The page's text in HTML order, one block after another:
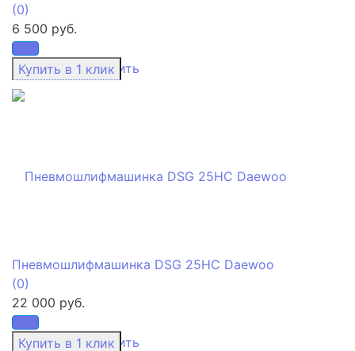
избранное сравнить
(0)
6 500 руб.
избранное сравнить
Пневмошлифмашинка DSG 25HС Daewoo
(0)
22 000 руб.